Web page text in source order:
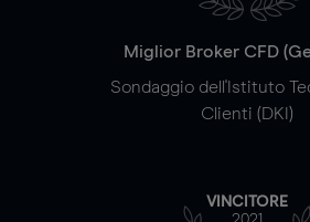
Miglior Broker CFD
Sondaggio dell'Istituto
Clienti (DKI)
VINCITORE